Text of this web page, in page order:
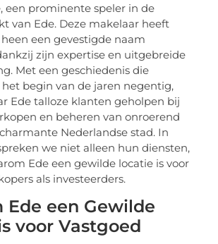
een prominente speler in de
van Ede. Deze makelaar heeft
een gevestigde naam
zijn expertise en uitgebreide
Met een geschiedenis die
begin van de jaren negentig,
Ede talloze klanten geholpen bij
en beheren van onroerend
Nederlandse stad. In
we niet alleen hun diensten,
Ede een gewilde locatie is voor
als investeerders.
Ede een Gewilde
voor Vastgoed